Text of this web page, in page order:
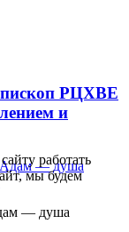
РЦХВЕ
и
— душа
работать
мы будем